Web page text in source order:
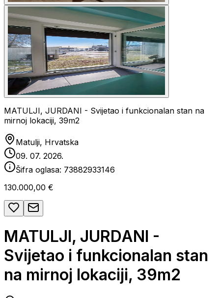
MATULJI, JURDANI - Svijetao i funkcionalan stan na
mirnoj lokaciji, 39m2
Matulji, Hrvatska
09. 07. 2026.
Šifra oglasa: 73882933146
130.000,00 €
MATULJI, JURDANI -
Svijetao i funkcionalan stan
na mirnoj lokaciji, 39m2